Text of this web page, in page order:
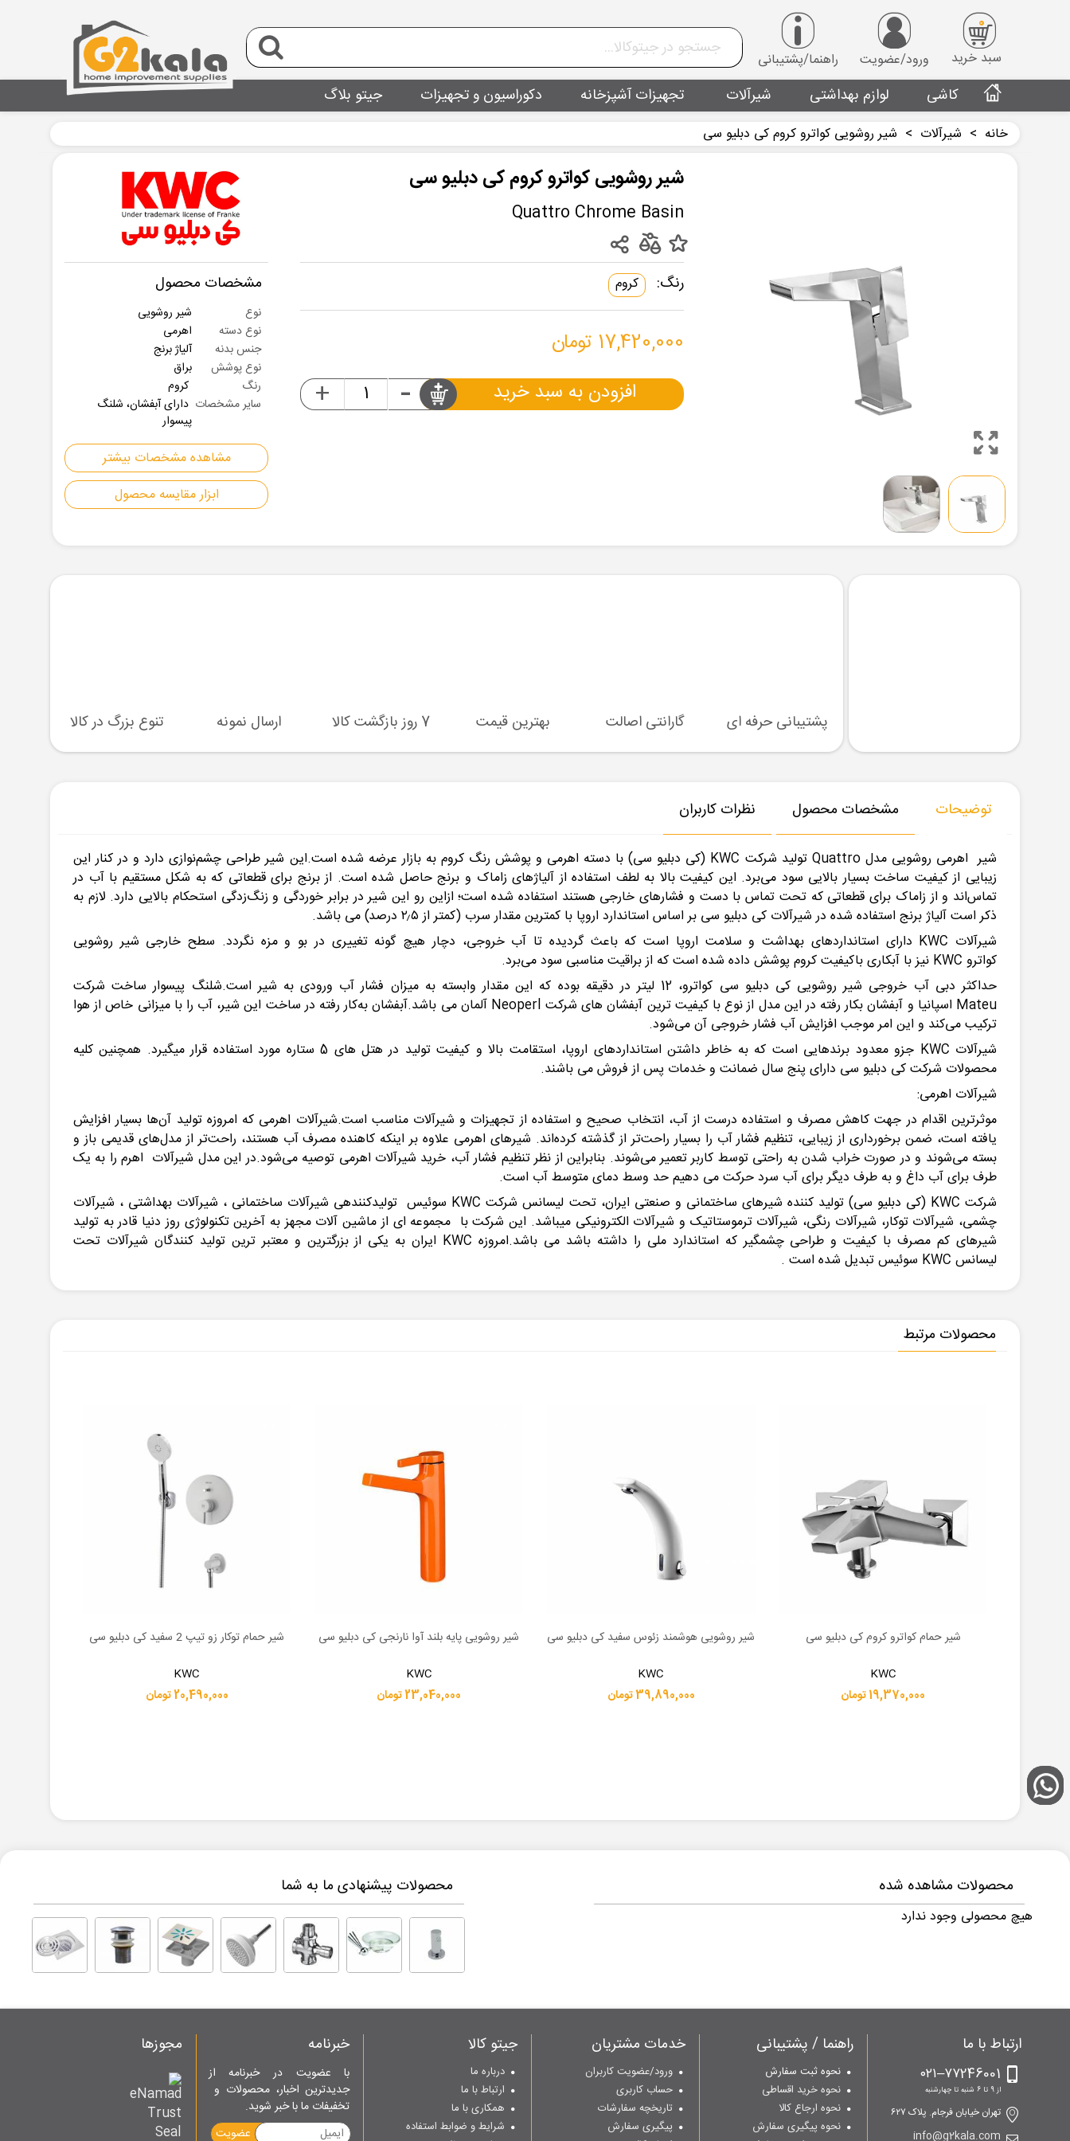
0
سبد خرید
ورود/عضویت راهنما/پشتیبانی
کاشی لوازم بهداشتی شیرآلات تجهیزات آشپزخانه دکوراسیون و تجهیزات جیتو بلاگ
خانه > شیرآلات > شیر روشویی کواترو کروم کی دبلیو سی
شیر روشویی کواترو کروم کی دبلیو سی
Quattro Chrome Basin
مشخصات محصول
نوع
شیر روشویی
نوع دسته
اهرمی
جنس بدنه
آلیاژ برنج
نوع پوشش
براق
رنگ
کروم
سایر مشخصات دارای آبفشان، شلنگ
پیسوار
مشاهده مشخصات بیشتر
ابزار مقایسه محصول
رنگ: کروم
17,420,000 تومان
-
+ افزودن به سبد خرید
پشتیبانی حرفه ای گارانتی اصالت بهترین قیمت 7 روز بازگشت کالا ارسال نمونه تنوع بزرگ در کالا
توضیحات مشخصات محصول نظرات کاربران
شیر اهرمی روشویی مدل Quattro تولید شرکت KWC (کی دبلیو سی) با دسته اهرمی و پوشش رنگ کروم به بازار عرضه شده است.این شیر طراحی چشم‌نوازی دارد و در کنار این
زیبایی از کیفیت ساخت بسیار بالایی سود می‌برد. این کیفیت بالا به‌ لطف استفاده از آلیاژهای زاماک و برنج حاصل شده است. از برنج برای قطعاتی که به ‌شکل مستقیم با آب در
تماس‌اند و از زاماک برای قطعاتی که تحت تماس با دست و فشارهای خارجی هستند استفاده شده است؛ ازاین‌ رو این شیر در برابر خوردگی و زنگ‌زدگی استحکام بالایی دارد. لازم به
ذکر است آلیاژ برنج استفاده شده در شیرآلات کی دبلیو سی بر اساس استاندارد اروپا با کمترین مقدار سرب (کمتر از ۲٫۵ درصد) می باشد.
شیرآلات KWC دارای استانداردهای بهداشت و سلامت اروپا است که باعث گردیده تا آب خروجی، دچار هیچ گونه تغییری در بو و مزه نگردد. سطح خارجی شیر روشویی
کواترو KWC نیز با آبکاری باکیفیت کروم پوشش داده شده است که از براقیت مناسبی سود می‌برد.
حداکثر دبی آب خروجی شیر روشویی کی دبلیو سی کواترو، 12 لیتر در دقیقه بوده که این مقدار وابسته به میزان فشار آب ورودی به شیر است.شلنگ پیسوار ساخت شرکت
Mateu اسپانیا و آبفشان بکار رفته در این مدل از نوع با کیفیت ترین آبفشان های شرکت Neoperl آلمان می باشد.آبفشان به‌کار رفته در ساخت این شیر، آب را با میزانی خاص از هوا
ترکیب می‌کند و این امر موجب افزایش آب فشار خروجی آن می‌شود.
شیرآلات KWC جزو معدود برندهایی است که به خاطر داشتن استانداردهای اروپا، استقامت بالا و کیفیت تولید در هتل های 5 ستاره مورد استفاده قرار میگیرد. همچنین کلیه
محصولات شرکت کی دبلیو سی دارای پنج سال ضمانت و خدمات پس از فروش می باشند.
شیرآلات اهرمی:
موثرترین اقدام در جهت کاهش مصرف و استفاده درست از آب، انتخاب صحیح و استفاده از تجهیزات و شیرآلات مناسب است.شیرآلات اهرمی که امروزه تولید آن‌ها بسیار افزایش
یافته است، ضمن برخورداری از زیبایی، تنظیم فشار آب را بسیار راحت‌تر از گذشته کرده‌اند. شیرهای اهرمی علاوه بر اینکه کاهنده مصرف آب هستند، راحت‌تر از مدل‌های قدیمی باز و
بسته می‌شوند و در صورت خراب ‌شدن به ‌راحتی توسط کاربر تعمیر می‌شوند. بنابراین از نظر تنظیم فشار آب، خرید شیرآلات اهرمی توصیه می‌شود.در این مدل شیرآلات اهرم را به یک
طرف برای آب داغ و به طرف دیگر برای آب سرد حرکت می دهیم حد وسط دمای متوسط آب است.
شرکت KWC (کی دبلیو سی) تولید کننده شیرهای ساختمانی و صنعتی ایران، تحت لیسانس شرکت KWC سوئیس تولیدکننده­ی شیرآلات ساختمانی ، شیرآلات بهداشتی ، شیرآلات
چشمی، شیرآلات توکار، شیرآلات رنگی، شیرآلات ترموستاتیک و شیرآلات الکترونیکی میباشد. این شرکت با مجموعه ای از ماشین آلات مجهز به آخرین تکنولوژی روز دنیا قادر به تولید
شیرهای کم مصرف با کیفیت و طراحی چشمگیر که استاندارد ملی را داشته باشد می باشد.امروزه KWC ایران به یکی از بزرگترین و معتبر ترین تولید کنندگان شیرآلات تحت
لیسانس KWC سوئیس تبدیل شده است . ­­
محصولات مرتبط
اطلاعات بیشتر
شیر حمام کواترو کروم کی دبلیو سی
KWC
19,370,000 تومان
اطلاعات بیشتر
شیر روشویی هوشمند زئوس سفید کی دبلیو سی
KWC
39,890,000 تومان
اطلاعات بیشتر
شیر روشویی پایه بلند آوا نارنجی کی دبلیو سی
KWC
23,040,000 تومان
اطلاعات بیشتر
شیر حمام توکار زو تیپ 2 سفید کی دبلیو سی
KWC
20,490,000 تومان
محصولات مشاهده شده
هیچ محصولی وجود ندارد
محصولات پیشنهادی ما به شما
ارتباط با ما
۷۷246001–۰۲۱
از 9 تا 6 شنبه تا چهارشنبه
تهران خیابان فرجام. پلاک ۶۲۷
info@g2kala.com
راهنما / پشتیبانی
نحوه ثبت سفارش
نحوه خرید اقساطی
نحوه ارجاع کالا
نحوه پیگیری سفارش
خدمات مشتریان
ورود/عضویت کاربران
حساب کاربری
تاریخچه سفارشات
پیگیری سفارش
جیتو کالا
درباره ما
ارتباط با ما
همکاری با ما
شرایط و ضوابط استفاده
خبرنامه
با عضویت در خبرنامه از
جدیدترین اخبار، محصولات و
تخفیفات ما با خبر شوید.
عضویت
مجوزها